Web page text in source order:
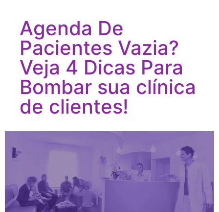
Agenda De
Pacientes Vazia?
Veja 4 Dicas Para
Bombar sua clínica
de clientes!